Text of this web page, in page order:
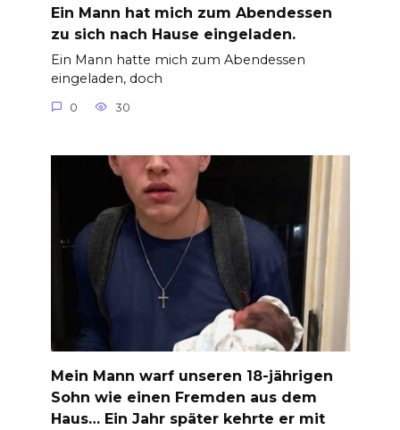
Ein Mann hat mich zum Abendessen
zu sich nach Hause eingeladen.
Ein Mann hatte mich zum Abendessen
eingeladen, doch
0 30
Mein Mann warf unseren 18-jährigen
Sohn wie einen Fremden aus dem
Haus… Ein Jahr später kehrte er mit